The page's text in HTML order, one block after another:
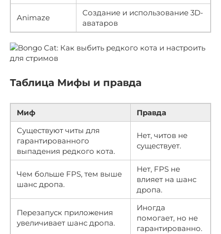
Animaze
Создание и использование 3D-
аватаров
Таблица Мифы и правда
Миф
Правда
Существуют читы для
гарантированного
выпадения редкого кота.
Нет, читов не
существует.
Чем больше FPS, тем выше
шанс дропа.
Нет, FPS не
влияет на шанс
дропа.
Перезапуск приложения
увеличивает шанс дропа.
Иногда
помогает, но не
гарантированно.